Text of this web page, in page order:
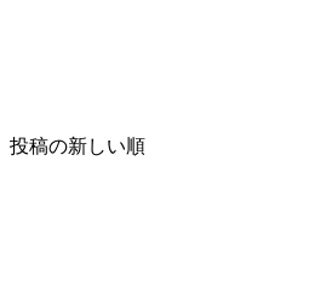
投稿の新しい順